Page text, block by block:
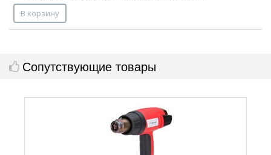
В корзину
Сопутствующие товары